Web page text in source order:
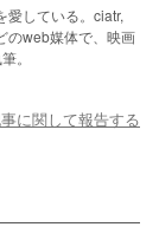
愛している。ciatr,
のweb媒体で、映画
。
に関して報告する